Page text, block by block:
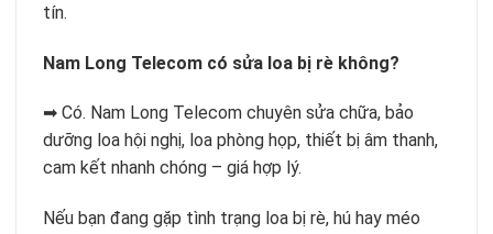
tín.
Nam Long Telecom có sửa loa bị rè không?
➡ Có. Nam Long Telecom chuyên sửa chữa, bảo
dưỡng loa hội nghị, loa phòng họp, thiết bị âm thanh,
cam kết nhanh chóng – giá hợp lý.
Nếu bạn đang gặp tình trạng loa bị rè, hú hay méo